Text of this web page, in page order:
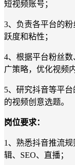
短视频账号；
3、 负责各平台的
跃度和粘性；
4、 根据平台粉丝
广策略，优化视频
5、 研究抖音等平台
的视频创意选题。
岗位要求：
1 、 熟悉抖音推流
辑、 SEO、直播；